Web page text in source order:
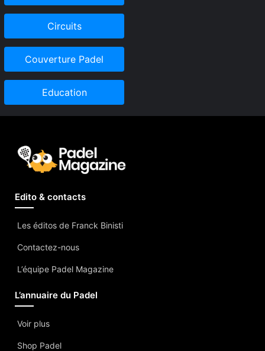
Circuits
Couverture Padel
Education
Edito & contacts
Les éditos de Franck Binisti
Contactez-nous
L’équipe Padel Magazine
L’annuaire du Padel
Voir plus
Shop Padel